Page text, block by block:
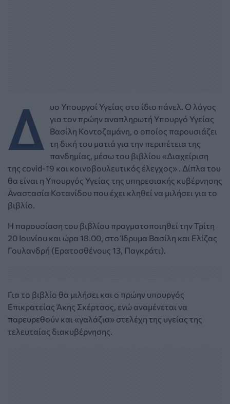
Δ
υο Υπουργοί Υγείας στο ίδιο πάνελ. Ο λόγος
για τον πρώην αναπληρωτή Υπουργό Υγείας
Βασίλη Κοντοζαμάνη, ο οποίος παρουσιάζει
τη δική του ματιά για την περιπέτεια της
πανδημίας, μέσω του βιβλίου «Διαχείριση
της covid-19 και κοινοβουλευτικός έλεγχος» . Δίπλα του
θα είναι η Υπουργός Υγείας της υπηρεσιακής κυβέρνησης
Αναστασία Κοτανίδου που έχει κληθεί να μιλήσει για το
βιβλίο.
Η παρουσίαση του βιβλίου πραγματοποιηθεί την Τρίτη
20 Ιουνίου και ώρα 18.00, στο Ίδρυμα Βασίλη και Ελίζας
Γουλανδρή (Ερατοσθένους 13, Παγκράτι).
Για το βιβλίο θα μιλήσει και ο πρώην υπουργός
Επικρατείας Άκης Σκέρτσος, ενώ αναμένεται να
παρευρεθούν και «γαλάζια» στελέχη της υγείας της
τελευταίας διακυβέρνησης.